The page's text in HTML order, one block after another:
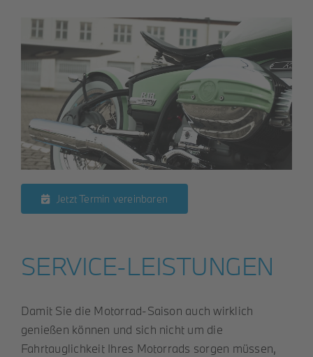
Jetzt Termin vereinbaren
SERVICE-LEISTUNGEN
Damit Sie die Motorrad-Saison auch wirklich
genießen können und sich nicht um die
Fahrtauglichkeit Ihres Motorrads sorgen müssen,